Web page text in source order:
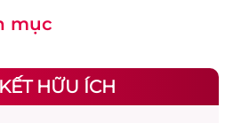
mục
HỮU ÍCH